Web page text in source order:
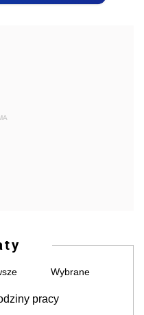
Wybrane
pracy